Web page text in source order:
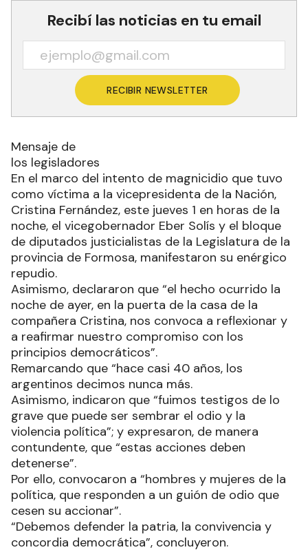
Recibí las noticias en tu email
RECIBIR NEWSLETTER
Mensaje de
los legisladores
En el marco del intento de magnicidio que tuvo
como víctima a la vicepresidenta de la Nación,
Cristina Fernández, este jueves 1 en horas de la
noche, el vicegobernador Eber Solís y el bloque
de diputados justicialistas de la Legislatura de la
provincia de Formosa, manifestaron su enérgico
repudio.
Asimismo, declararon que “el hecho ocurrido la
noche de ayer, en la puerta de la casa de la
compañera Cristina, nos convoca a reflexionar y
a reafirmar nuestro compromiso con los
principios democráticos”.
Remarcando que “hace casi 40 años, los
argentinos decimos nunca más.
Asimismo, indicaron que “fuimos testigos de lo
grave que puede ser sembrar el odio y la
violencia política”; y expresaron, de manera
contundente, que “estas acciones deben
detenerse”.
Por ello, convocaron a “hombres y mujeres de la
política, que responden a un guión de odio que
cesen su accionar”.
“Debemos defender la patria, la convivencia y
concordia democrática”, concluyeron.